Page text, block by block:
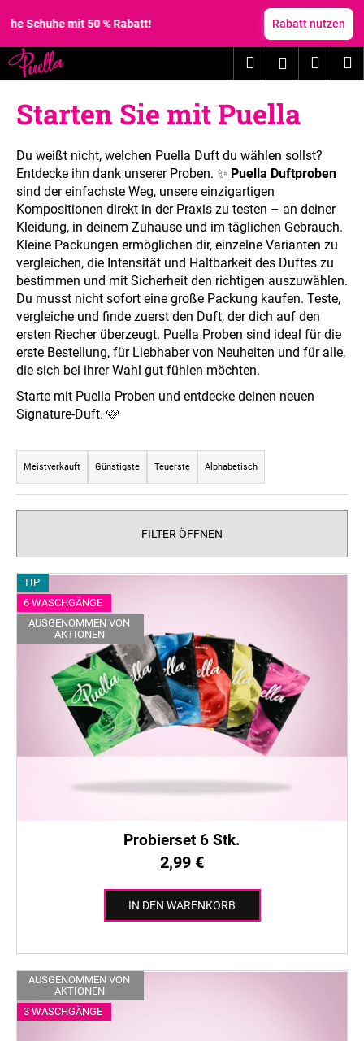
Inhaltmit 50 % Rabatt! Rabatt nutzen
SuchenLogin
Starten Sie mit Puella
Du weißt nicht, welchen Puella Duft du wählen sollst?
Entdecke ihn dank unserer Proben. ✨ Puella Duftproben
sind der einfachste Weg, unsere einzigartigen
Kompositionen direkt in der Praxis zu testen – an deiner
Kleidung, in deinem Zuhause und im täglichen Gebrauch.
Kleine Packungen ermöglichen dir, einzelne Varianten zu
vergleichen, die Intensität und Haltbarkeit des Duftes zu
bestimmen und mit Sicherheit den richtigen auszuwählen.
Du musst nicht sofort eine große Packung kaufen. Teste,
vergleiche und finde zuerst den Duft, der dich auf den
ersten Riecher überzeugt. Puella Proben sind ideal für die
erste Bestellung, für Liebhaber von Neuheiten und für alle,
die sich bei ihrer Wahl gut fühlen möchten.
Starte mit Puella Proben und entdecke deinen neuen
Signature-Duft. 🩷
P
o
d
k
t
s
o
r
n
Meistverkauft Günstigste Teuerste Alphabetisch
FILTER ÖFFNEN
L
t
P
d
TIP
6 WASCHGÄNGE
AUSGENOMMEN VON
AKTIONEN
Probierset 6 Stk.
2,99 €
IN DEN WARENKORB
AUSGENOMMEN VON
AKTIONEN
3 WASCHGÄNGE
r
e zum
zum
W
a
s
s
u
c
h
e
n
S
i
e
?
W
i
m
p
h